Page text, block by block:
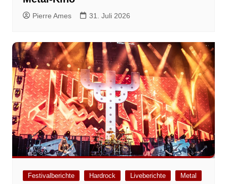
Pierre Ames 31. Juli 2026
Festivalberichte Hardrock Liveberichte
Metal